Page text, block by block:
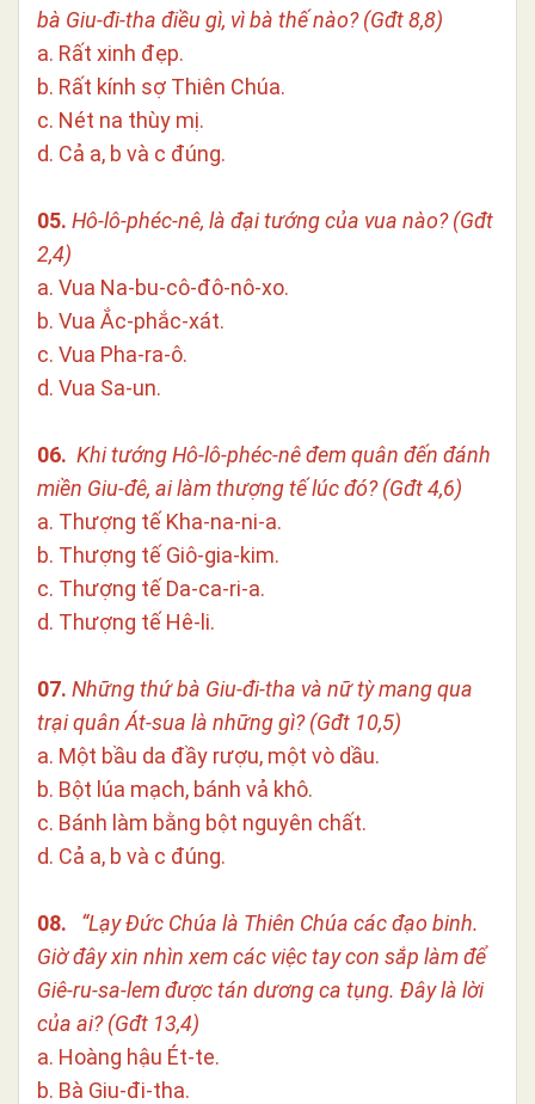
bà Giu-đi-tha điều gì, vì bà thế nào? (Gđt 8,8)
a. Rất xinh đẹp.
b. Rất kính sợ Thiên Chúa.
c. Nét na thùy mị.
d. Cả a, b và c đúng.
05. Hô-lô-phéc-nê, là đại tướng của vua nào? (Gđt
2,4)
a. Vua Na-bu-cô-đô-nô-xo.
b. Vua Ắc-phắc-xát.
c. Vua Pha-ra-ô.
d. Vua Sa-un.
06. Khi tướng Hô-lô-phéc-nê đem quân đến đánh
miền Giu-đê, ai làm thượng tế lúc đó? (Gđt 4,6)
a. Thượng tế Kha-na-ni-a.
b. Thượng tế Giô-gia-kim.
c. Thượng tế Da-ca-ri-a.
d. Thượng tế Hê-li.
07. Những thứ bà Giu-đi-tha và nữ tỳ mang qua
trại quân Át-sua là những gì? (Gđt 10,5)
a. Một bầu da đầy rượu, một vò dầu.
b. Bột lúa mạch, bánh vả khô.
c. Bánh làm bằng bột nguyên chất.
d. Cả a, b và c đúng.
08.
“Lạy Đức Chúa là Thiên Chúa các đạo binh.
Giờ đây xin nhìn xem các việc tay con sắp làm để
Giê-ru-sa-lem được tán dương ca tụng. Đây là lời
của ai? (Gđt 13,4)
a. Hoàng hậu Ét-te.
b. Bà Giu-đi-tha.